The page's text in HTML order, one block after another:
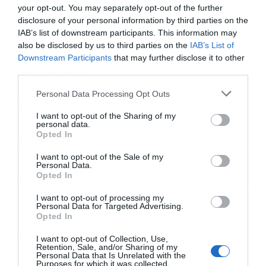
your opt-out. You may separately opt-out of the further
disclosure of your personal information by third parties on the
IAB’s list of downstream participants. This information may
also be disclosed by us to third parties on the IAB’s List of
Downstream Participants that may further disclose it to other
Personal Data Processing Opt Outs
I want to opt-out of the Sharing of my
personal data.
Opted In
I want to opt-out of the Sale of my
Personal Data.
Opted In
I want to opt-out of processing my
Personal Data for Targeted Advertising.
Opted In
I want to opt-out of Collection, Use,
Retention, Sale, and/or Sharing of my
Personal Data that Is Unrelated with the
Purposes for which it was collected.
ΡΟΗ ΕΙΔΗΣΕΩΝ ΔΗΜΟΦΙΛΗ
η Αττική και άλλες πέντε περιοχές μέχρι και αύριο
SpaceX – Ο ρόλος της Ελλάδας
στον τομέα των εξαγωγών: Άνοδος μεριδίων σε 9 από
11 κλάδους
Μεγάλη έξοδος των εκδρομέων του Αυγούστου:
Πάνω από 100.000 επιβάτες φεύγουν από Πειραιά,
Ραφήνα, Λαύριο